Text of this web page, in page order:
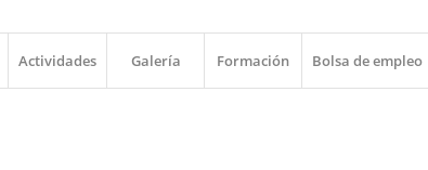
Actividades Galería Formación Bolsa de empleo